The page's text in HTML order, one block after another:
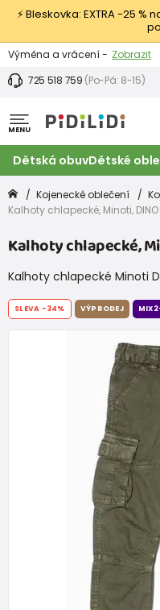
⚡ Bleskovka: EXTRA −25 %
Výměna a vrácení - Zobrazit
Sleva 100 Kč na první nákup -
725 518 759 (Po-Pá: 8-15)
MENU
Dětská obuvDětské
Kojenecké oblečení
Kalhoty chlapecké, Minoti,
Kalhoty chlapecké,
Kalhoty chlapecké Minoti
SLEVA -34% VÝPRODEJ